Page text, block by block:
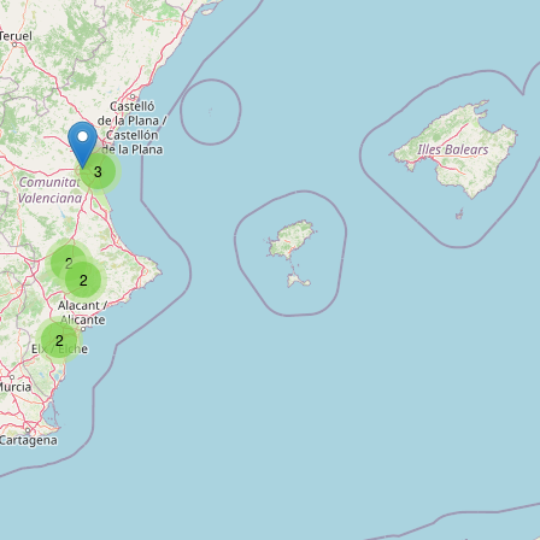
3
2
2
2